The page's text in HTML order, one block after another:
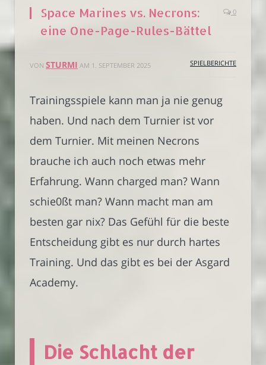
Space Marines vs. Necrons:
eine One-Page-Rules-Bättel
0
VON STURMI AM 1. SEPTEMBER 2025 SPIELBERICHTE
Trainingsspiele kann man ja nie genug
haben. Und nach dem Turnier ist vor
dem Turnier. Mit meinen Necrons
brauche ich auch noch etwas mehr
Erfahrung. Wann charged man? Wann
schie0ßt man? Wann macht man am
besten gar nix? Das Gefühl für die beste
Entscheidung gibt es nur durch hartes
Training. Und das gibt es bei der Asgard
Academy.
Die Schlacht der